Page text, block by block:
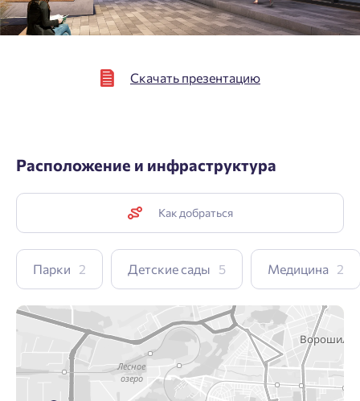
Скачать презентацию
Расположение и инфраструктура
Как добраться
Парки 2 Детские сады 5 Медицина 2